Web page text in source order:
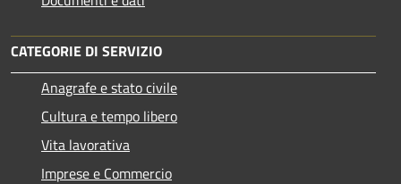
CATEGORIE DI SERVIZIO
Anagrafe e stato civile
Cultura e tempo libero
Vita lavorativa
Imprese e Commercio